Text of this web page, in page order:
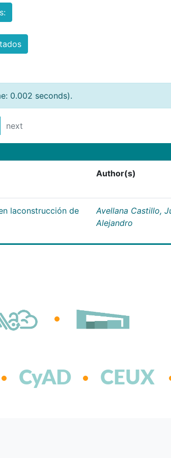
0.002 seconds).
next
Author(s)
laconstrucción de
Avellana Castillo,
Alejandro
CyAD CEUX